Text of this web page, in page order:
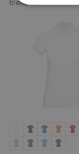
biela, XS